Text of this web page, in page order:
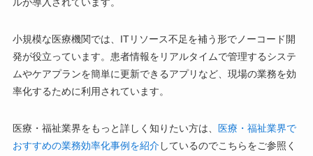
小規模な医療機関では、ITリソース不足を補う形でノーコード開
発が役立っています。患者情報をリアルタイムで管理するシステ
ムやケアプランを簡単に更新できるアプリなど、現場の業務を効
率化するために利用されています。
医療・福祉業界をもっと詳しく知りたい方は、
医療・福祉業界で
おすすめの業務効率化事例を紹介しているのでこちらをご参照く